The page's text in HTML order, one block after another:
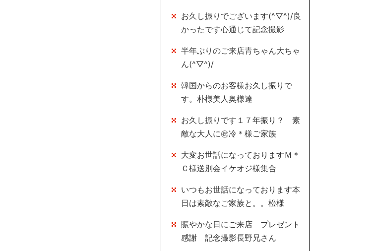
お久し振りでございます(^▽^)/良
かったです心通じて記念撮影
半年ぶりのご来店青ちゃん大ちゃ
ん(^▽^)/
韓国からのお客様お久し振りで
す。朴様美人奥様達
お久し振りです１７年振り？ 素
敵な大人に㊗冷＊様ご家族
大変お世話になっておりますＭ＊
Ｃ様送別会イケオジ様集合
いつもお世話になっております本
日は素敵なご家族と。。松様
賑やかな日にご来店 プレゼント
感謝 記念撮影長野兄さん